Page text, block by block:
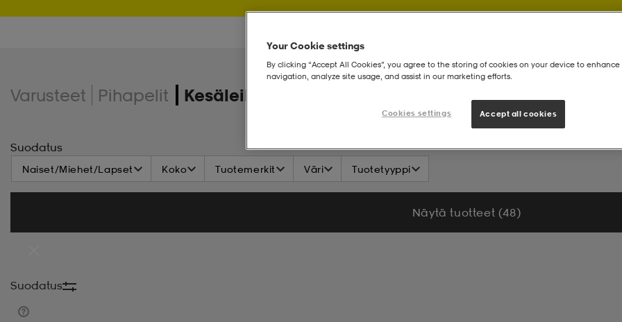
Varusteet Pihapelit Kesäleikit
Suodatus
Naiset/Miehet/Lapset Koko Tuotemerkit Väri Tuotetyyppi
Näytä tuotteet (48)
Suodatus
Your Cookie settings
By clicking “Accept All Cookies”, you agree to the storing of cookies on your device to enhance
navigation, analyze site usage, and assist in our marketing efforts.
Cookies settings Accept all cookies